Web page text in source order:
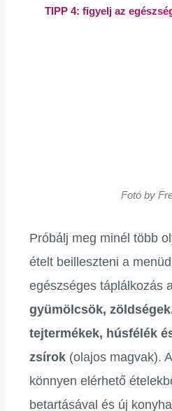
TIPP 4: figyelj az
Fotó by
Próbálj meg minél több
ételt beilleszteni a
egészséges táplálkozás
gyümölcsök,
tejtermékek, húsfélék
zsírok (olajos magvak).
könnyen elérhető
betartásával és új